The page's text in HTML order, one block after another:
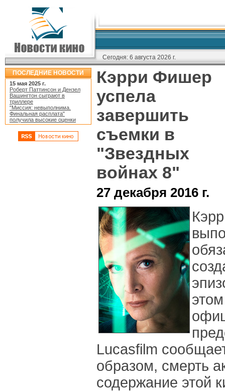
Сегодня: 6 августа 2026 г.
ПОСЛЕДНИЕ НОВОСТИ
15 мая 2025 г.
Роберт Паттинсон и Дензел
Вашингтон сыграют в
триллере
"Миссия: невыполнима.
Финальная расплата"
получила высокие оценки
Кэрри Фишер
успела
завершить
съемки в
"Звездных
войнах 8"
27 декабря 2016 г.
Lucasfilm
образом, смерть
содержание этой